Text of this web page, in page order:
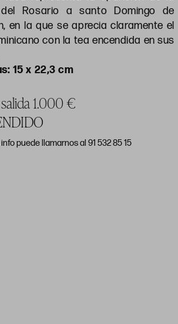
del Rosario a santo Domingo de
en la que se aprecia claramente el
con la tea encendida en sus
15 x 22,3 cm
1.000 €
info puede llamarnos al 91 532 85 15